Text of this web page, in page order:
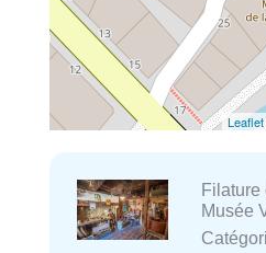
Leaflet
Filature
Musée